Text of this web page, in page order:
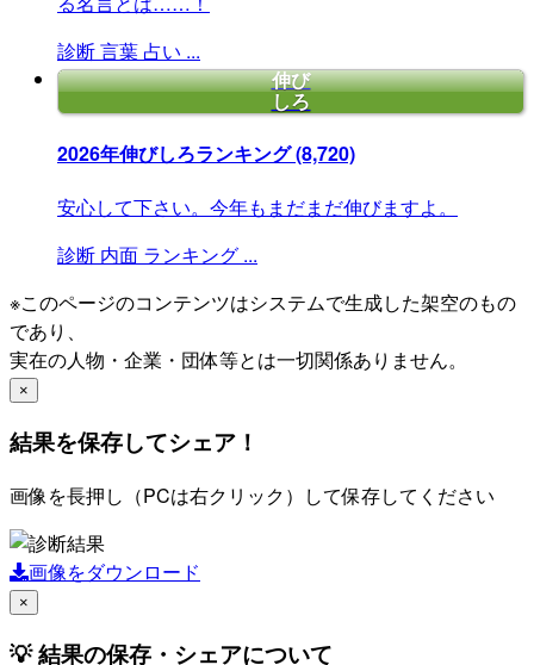
診断言葉 占い ...
伸び
しろ
2026年伸びしろランキング(8,720)
安心して下さい。今年もまだまだ伸びますよ。
診断 内面 ランキング ...
※このページのコンテンツはシステムで生成した架空のもの
であり、
実在の人物・企業・団体等とは一切関係ありません。
×
結果を保存してシェア！
画像を長押し（PCは右クリック）して保存してください
画像をダウンロード
×
💡 結果の保存・シェアについて